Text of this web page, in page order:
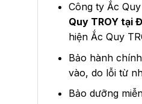
Công ty Ắc
Quy TROY tại
hiện Ắc Quy
Bảo hành
vào, do lỗi từ
Bảo dưỡng